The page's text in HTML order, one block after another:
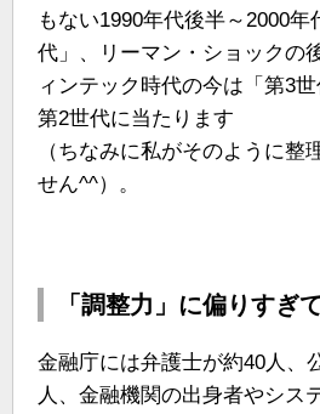
もない1990年代後半～2000
代」、リーマン・ショックの
ィンテック時代の今は「第3
第2世代に当たります
（ちなみに私がそのように整
せん^^）。
「調整力」に偏りすぎ
金融庁には弁護士が約40人、
人、金融機関の出身者やシス